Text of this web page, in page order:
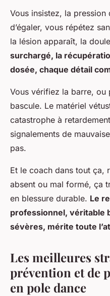
Vous insistez, la pression
d’égaler, vous répétez
la lésion apparaît, la
surchargé, la
dosée, chaque détail
Vous vérifiez la barre, ou
bascule. Le matériel
catastrophe à
signalements de
pas.
Et le coach dans tout ça,
absent ou mal formé, ça
en blessure durable. Le
professionnel, véritable
sévères, mérite toute
Les meilleures
prévention et de
en pole dance